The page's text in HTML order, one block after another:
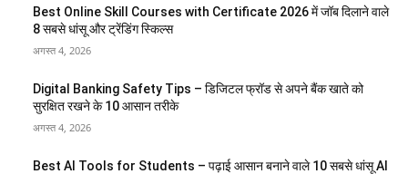
Best Online Skill Courses with Certificate 2026 में जॉब दिलाने वाले
8 सबसे धांसू और ट्रेंडिंग स्किल्स
अगस्त 4, 2026
Digital Banking Safety Tips – डिजिटल फ्रॉड से अपने बैंक खाते को
सुरक्षित रखने के 10 आसान तरीके
अगस्त 4, 2026
Best AI Tools for Students – पढ़ाई आसान बनाने वाले 10 सबसे धांसू AI